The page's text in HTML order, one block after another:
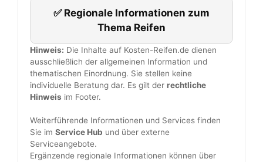
✅ Regionale Informationen zum
Thema Reifen
Hinweis: Die Inhalte auf Kosten-Reifen.de dienen
ausschließlich der allgemeinen Information und
thematischen Einordnung. Sie stellen keine
individuelle Beratung dar. Es gilt der rechtliche
Hinweis im Footer.
Weiterführende Informationen und Services finden
Sie im Service Hub und über externe
Serviceangebote.
Ergänzende regionale Informationen können über